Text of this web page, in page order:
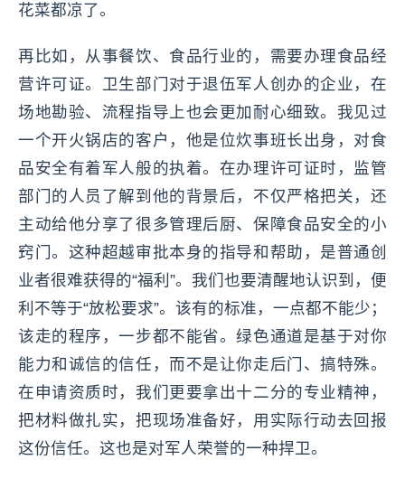
花菜都凉了。
再比如，从事餐饮、食品行业的，需要办理食品经
营许可证。卫生部门对于退伍军人创办的企业，在
场地勘验、流程指导上也会更加耐心细致。我见过
一个开火锅店的客户，他是位炊事班长出身，对食
品安全有着军人般的执着。在办理许可证时，监管
部门的人员了解到他的背景后，不仅严格把关，还
主动给他分享了很多管理后厨、保障食品安全的小
窍门。这种超越审批本身的指导和帮助，是普通创
业者很难获得的“福利”。我们也要清醒地认识到，便
利不等于“放松要求”。该有的标准，一点都不能少；
该走的程序，一步都不能省。绿色通道是基于对你
能力和诚信的信任，而不是让你走后门、搞特殊。
在申请资质时，我们更要拿出十二分的专业精神，
把材料做扎实，把现场准备好，用实际行动去回报
这份信任。这也是对军人荣誉的一种捍卫。